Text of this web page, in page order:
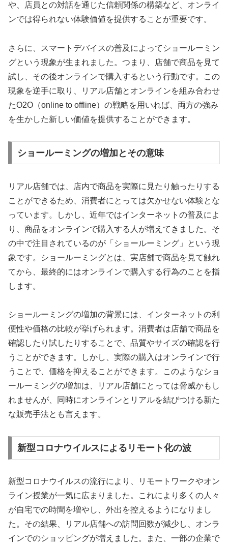
や、店員との対話を通じた信頼関係の構築など、オンライ
ンでは得られない体験価値を提供することが重要です。
さらに、スマートデバイスの普及によってショールーミン
グという現象が生まれました。つまり、店舗で商品を見て
試し、その後オンラインで購入するという行動です。この
現象を逆手に取り、リアル店舗とオンラインを組み合わせ
たO2O（online to offline）の戦略を用いれば、両方の強み
を生かした新しい価値を提供することができます。
ショールーミングの増加とその意味
リアル店舗では、店内で商品を実際に見たり触ったりする
ことができるため、消費者にとっては欠かせない体験とな
っています。しかし、近年ではインターネットの普及によ
り、商品をオンラインで購入する人が増えてきました。そ
の中で注目されているのが「ショールーミング」という現
象です。ショールーミングとは、実店舗で商品を見て触れ
てから、最終的にはオンラインで購入する行為のことを指
します。
ショールーミングの増加の背景には、インターネットの利
便性や価格の比較が挙げられます。消費者は店舗で商品を
確認したり試したりすることで、品質やサイズの確認を行
うことができます。しかし、実際の購入はオンラインで行
うことで、価格を抑えることができます。このようなショ
ールーミングの増加は、リアル店舗にとっては脅威かもし
れませんが、同時にオンラインとリアルを結びつける新た
な販売手法とも言えます。
新型コロナウイルスによるリモート化の波
新型コロナウイルスの流行により、リモートワークやオン
ライン授業が一気に広まりました。これにより多くの人々
が自宅での時間を増やし、外出を控えるようになりまし
た。その結果、リアル店舗への訪問回数が減少し、オンラ
インでのショッピングが増えました。また、一部の企業で